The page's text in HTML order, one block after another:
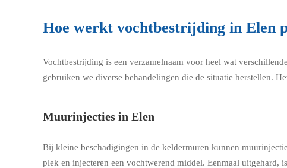
Hoe werkt vochtbestrijding in Elen
Vochtbestrijding is een verzamelnaam voor heel wat
gebruiken we diverse behandelingen die de situatie herstellen.
Muurinjecties in Elen
Bij kleine beschadigingen in de keldermuren kunnen
plek en injecteren een vochtwerend middel. Eenmaal uitgehard,